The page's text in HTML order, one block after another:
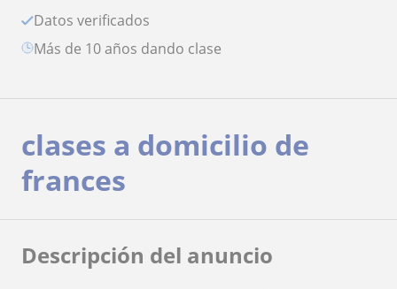
Datos verificados
más de 10 años dando clase
clases a domicilio de
frances
Descripción del anuncio